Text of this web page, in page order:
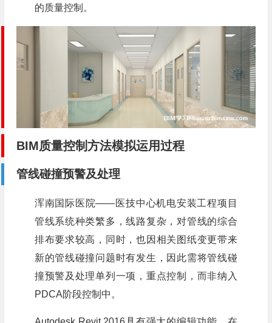
的质量控制。
BIM质量控制方法模拟运用过程
管线碰撞预警及处理
浑南国际医院——医技中心机电安装工程项目
管线系统种类繁多，线路复杂，对管线的综合
排布要求较高，同时，也因相关图纸变更带来
新的管线碰撞问题时有发生，因此需将管线碰
撞预警及处理单列一项，重点控制，而非纳入
PDCA阶段控制中。